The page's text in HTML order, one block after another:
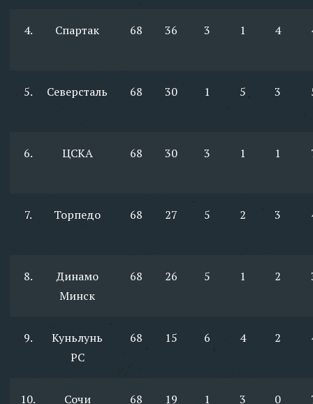
4. Спартак 68 36 3 1 4
5. Северсталь 68 30 1 5 3
6. ЦСКА 68 30 3 1 1
7. Торпедо 68 27 5 2 3
8.
Динамо
Минск
68 26 5 1 2
9.
Куньлунь
РС
68 15 6 4 2
10. Сочи 68 19 1 3 0